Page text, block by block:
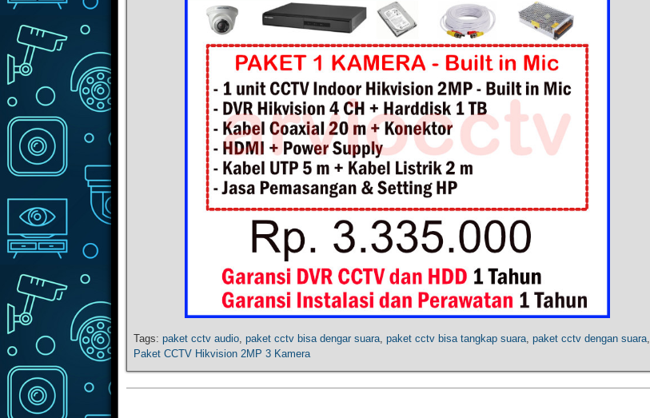
Tags: paket cctv audio, paket cctv bisa dengar suara, paket cctv bisa tangkap suara, paket cctv dengan suara,
Paket CCTV Hikvision 2MP 3 Kamera